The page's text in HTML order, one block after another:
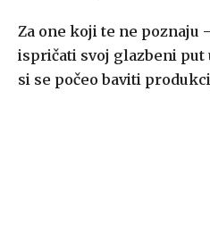
Za one koji te ne poznaju
ispričati svoj glazbeni put
si se počeo baviti